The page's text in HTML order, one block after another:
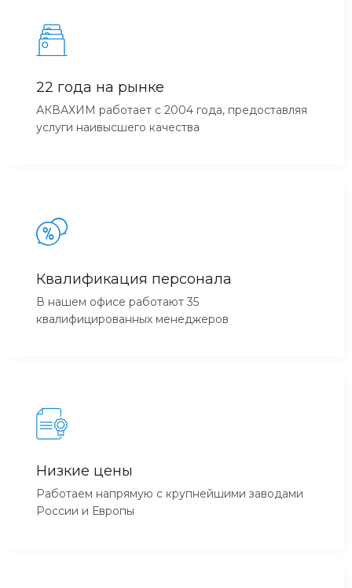
22 года на рынке
АКВАХИМ работает с 2004 года, предоставляя
услуги наивысшего качества
Квалификация персонала
В нашем офисе работают 35
квалифицированных менеджеров
Низкие цены
Работаем напрямую с крупнейшими заводами
России и Европы